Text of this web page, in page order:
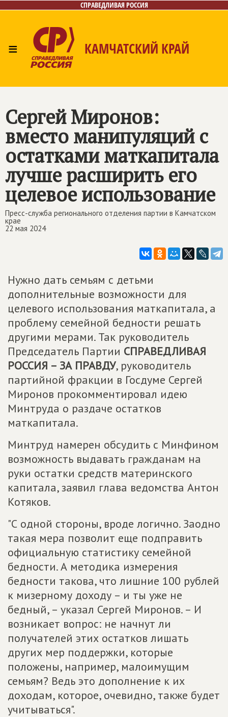
СПРАВЕДЛИВАЯ РОССИЯ
≡ КАМЧАТСКИЙ КРАЙ
Сергей Миронов:
вместо манипуляций с
остатками маткапитала
лучше расширить его
целевое использование
Пресс-служба регионального отделения партии в Камчатском
крае
22 мая 2024
Нужно дать семьям с детьми
дополнительные возможности для
целевого использования маткапитала, а
проблему семейной бедности решать
другими мерами. Так руководитель
Председатель Партии СПРАВЕДЛИВАЯ
РОССИЯ – ЗА ПРАВДУ, руководитель
партийной фракции в Госдуме Сергей
Миронов прокомментировал идею
Минтруда о раздаче остатков
маткапитала.
Минтруд намерен обсудить с Минфином
возможность выдавать гражданам на
руки остатки средств материнского
капитала, заявил глава ведомства Антон
Котяков.
"С одной стороны, вроде логично. Заодно
такая мера позволит еще подправить
официальную статистику семейной
бедности. А методика измерения
бедности такова, что лишние 100 рублей
к мизерному доходу – и ты уже не
бедный, – указал Сергей Миронов. – И
возникает вопрос: не начнут ли
получателей этих остатков лишать
других мер поддержки, которые
положены, например, малоимущим
семьям? Ведь это дополнение к их
доходам, которое, очевидно, также будет
учитываться".